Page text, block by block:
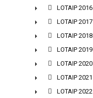
►
►
LOTAIP 2016
►
LOTAIP 2017
►
LOTAIP 2018
►
LOTAIP 2019
►
LOTAIP 2020
►
LOTAIP 2021
LOTAIP 2022